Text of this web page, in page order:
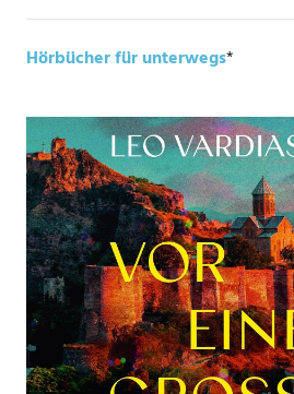
Hörbücher für unterwegs*